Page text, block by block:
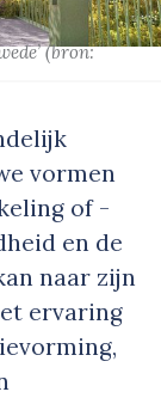
(bron:
vormen
of -
en de
naar zijn
ervaring